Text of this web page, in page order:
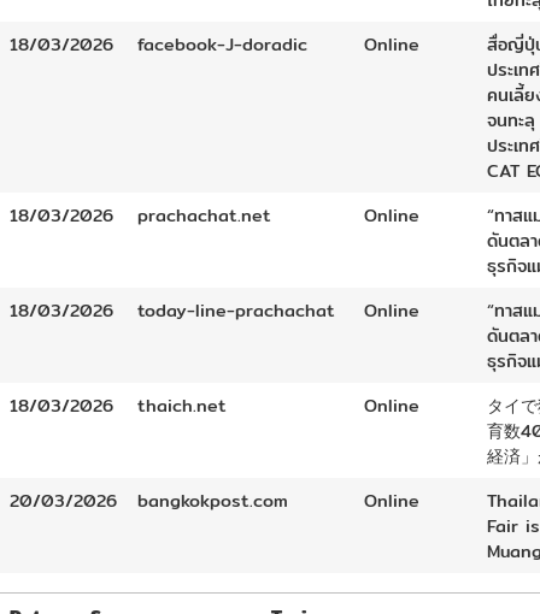
18/03/2026
facebook-J-doradic Online
สื่อญี่ปุ่
ประเท
คนเลี้
จนทะ
ประเท
CAT
18/03/2026
prachachat.net Online
“ทาส
ดันตล
ธุรกิจ
18/03/2026
today-line-prachachat Online
“ทาส
ดันตล
ธุรกิจ
18/03/2026
thaich.net Online
タイ
育数
経済
20/03/2026
bangkokpost.com Online
Fair